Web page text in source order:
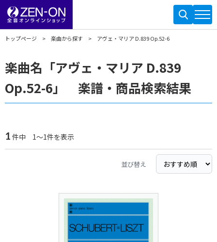
トップページ 楽曲から探す アヴェ・マリア D.839 Op.52-6
楽曲名「アヴェ・マリア D.839
Op.52-6」 楽譜・商品検索結果
1 件中 1～1件を表示
並び替え